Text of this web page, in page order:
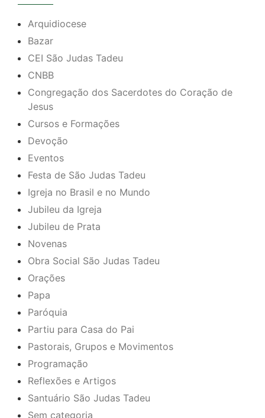
Arquidiocese
Bazar
CEI São Judas Tadeu
CNBB
Congregação dos Sacerdotes do Coração de
Jesus
Cursos e Formações
Devoção
Eventos
Festa de São Judas Tadeu
Igreja no Brasil e no Mundo
Jubileu da Igreja
Jubileu de Prata
Novenas
Obra Social São Judas Tadeu
Orações
Papa
Paróquia
Partiu para Casa do Pai
Pastorais, Grupos e Movimentos
Programação
Reflexões e Artigos
Santuário São Judas Tadeu
Sem categoria